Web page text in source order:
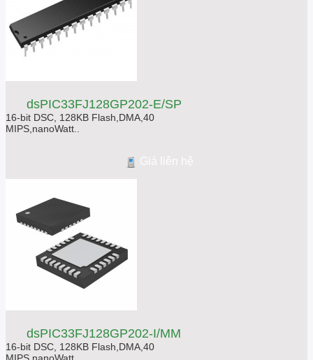
dsPIC33FJ128GP202-E/SP
16-bit DSC, 128KB Flash,DMA,40
MIPS,nanoWatt..
Giá liên hệ
dsPIC33FJ128GP202-I/MM
16-bit DSC, 128KB Flash,DMA,40